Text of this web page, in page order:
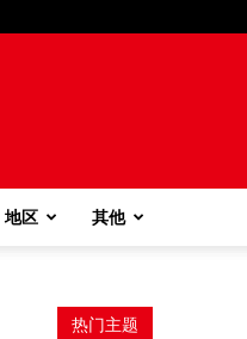
地区 其他
热门主题